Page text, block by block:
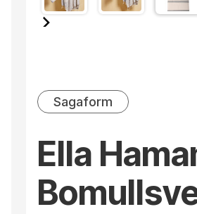
Sagaform
Ella